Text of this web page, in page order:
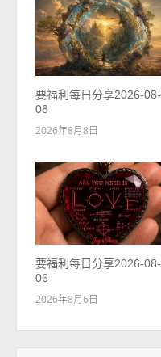
要福利每日分享2026-08-
08
2026年8月8日
要福利每日分享2026-08-
06
2026年8月6日